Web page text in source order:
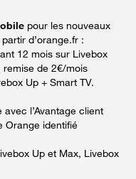
pour les nouveaux
d’orange.fr :
12 mois sur Livebox
remise de 2€/mois
Up + Smart TV.
l’Avantage client
Orange identifié
Up et Max, Livebox